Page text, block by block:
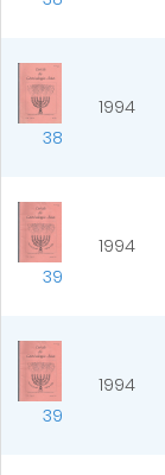
38
1994
39
1994
39
1994